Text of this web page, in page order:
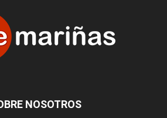
NOSOTROS